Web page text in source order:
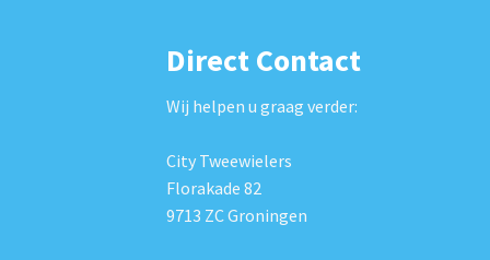
Direct Contact
Wij helpen u graag verder:
City Tweewielers
Florakade 82
9713 ZC Groningen